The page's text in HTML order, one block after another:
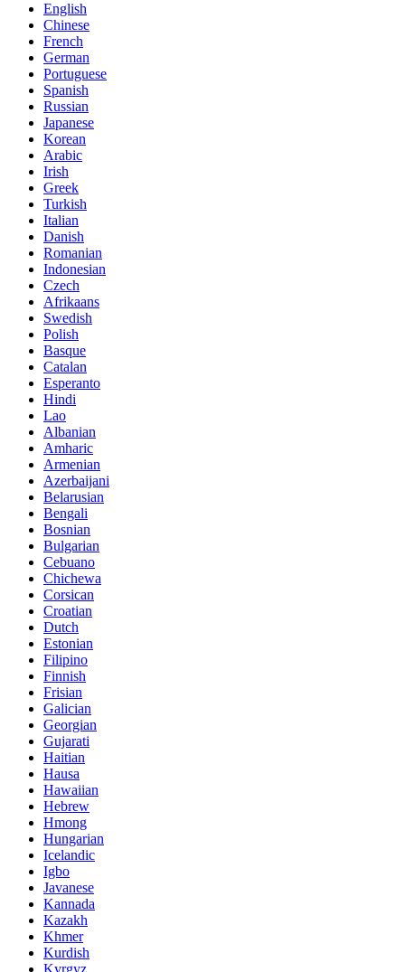
English
Chinese
French
German
Portuguese
Spanish
Russian
Japanese
Korean
Arabic
Irish
Greek
Turkish
Italian
Danish
Romanian
Indonesian
Czech
Afrikaans
Swedish
Polish
Basque
Catalan
Esperanto
Hindi
Lao
Albanian
Amharic
Armenian
Azerbaijani
Belarusian
Bengali
Bosnian
Bulgarian
Cebuano
Chichewa
Corsican
Croatian
Dutch
Estonian
Filipino
Finnish
Frisian
Galician
Georgian
Gujarati
Haitian
Hausa
Hawaiian
Hebrew
Hmong
Hungarian
Icelandic
Igbo
Javanese
Kannada
Kazakh
Khmer
Kurdish